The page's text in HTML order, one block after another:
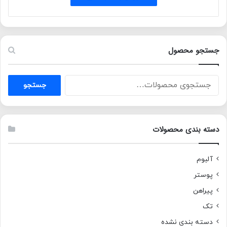
بود.
است.
جستجو محصول
جستجو
برای:
جستجو
دسته بندی محصولات
آلبوم
پوستر
پیراهن
تک
دسته بندی نشده